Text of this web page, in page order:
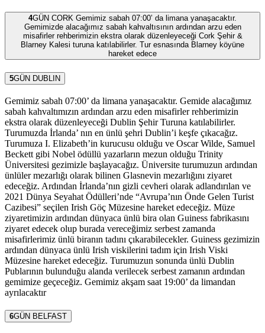
4GÜN CORK Gemimiz sabah 07:00’ da limana yanaşacaktır.
Gemimizde alacağımız sabah kahvaltısının ardından arzu eden
misafirler rehberimizin ekstra olarak düzenleyeceği Cork Şehir &
Blarney Kalesi turuna katılabilirler. Tur esnasında Blarney köyüne
hareket edece
5GÜN DUBLIN
Gemimiz sabah 07:00’ da limana yanaşacaktır. Gemide alacağımız
sabah kahvaltımızın ardından arzu eden misafirler rehberimizin
ekstra olarak düzenleyeceği Dublin Şehir Turuna katılabilirler.
Turumuzda İrlanda’ nın en ünlü şehri Dublin’i keşfe çıkacağız.
Turumuza I. Elizabeth’in kurucusu olduğu ve Oscar Wilde, Samuel
Beckett gibi Nobel ödüllü yazarların mezun olduğu Trinity
Üniversitesi gezimizle başlayacağız. Üniversite turumuzun ardından
ünlüler mezarlığı olarak bilinen Glasnevin mezarlığını ziyaret
edeceğiz. Ardından İrlanda’nın gizli cevheri olarak adlandırılan ve
2021 Dünya Seyahat Ödülleri’nde “Avrupa’nın Önde Gelen Turist
Cazibesi” seçilen Irish Göç Müzesine hareket edeceğiz. Müze
ziyaretimizin ardından dünyaca ünlü bira olan Guiness fabrikasını
ziyaret edecek olup burada vereceğimiz serbest zamanda
misafirlerimiz ünlü biranın tadını çıkarabilecekler. Guiness gezimizin
ardından dünyaca ünlü Irish viskilerini tadım için Irish Viski
Müzesine hareket edeceğiz. Turumuzun sonunda ünlü Dublin
Publarının bulunduğu alanda verilecek serbest zamanın ardından
gemimize geçeceğiz. Gemimiz akşam saat 19:00’ da limandan
ayrılacaktır
6GÜN BELFAST